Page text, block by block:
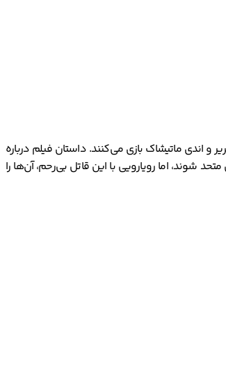
در سال 2021 است. در این فیلم جیمی لی کرتیس، جودی گریر و اندی ماتیشاک بازی می‌کنند. داستان فیلم درباره
شوند، اما رویارویی با این قاتل بی‌رحم، آن‌ها را